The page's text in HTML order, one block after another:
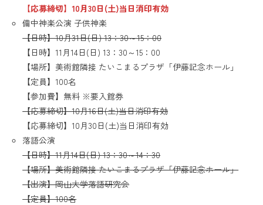
【応募締切】10月30日(土)当日消印有効
備中神楽公演 子供神楽
【日時】10月31日(日) 13：30～15：00
【日時】11月14日(日) 13：30～15：00
【場所】美術館隣接 たいこまるプラザ「伊藤記念ホール」
【定員】100名
【参加費】無料 ※要入館券
【応募締切】10月16日(土)当日消印有効
【応募締切】10月30日(土)当日消印有効
落語公演
【日時】11月14日(日) 13：30～14：30
【場所】美術館隣接 たいこまるプラザ「伊藤記念ホール」
【出演】岡山大学落語研究会
【定員】100名